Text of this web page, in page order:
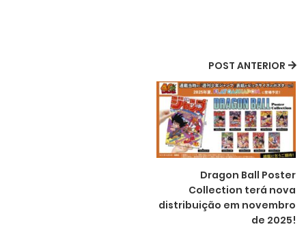
POST ANTERIOR
Dragon Ball Poster
Collection terá nova
distribuição em novembro
de 2025!